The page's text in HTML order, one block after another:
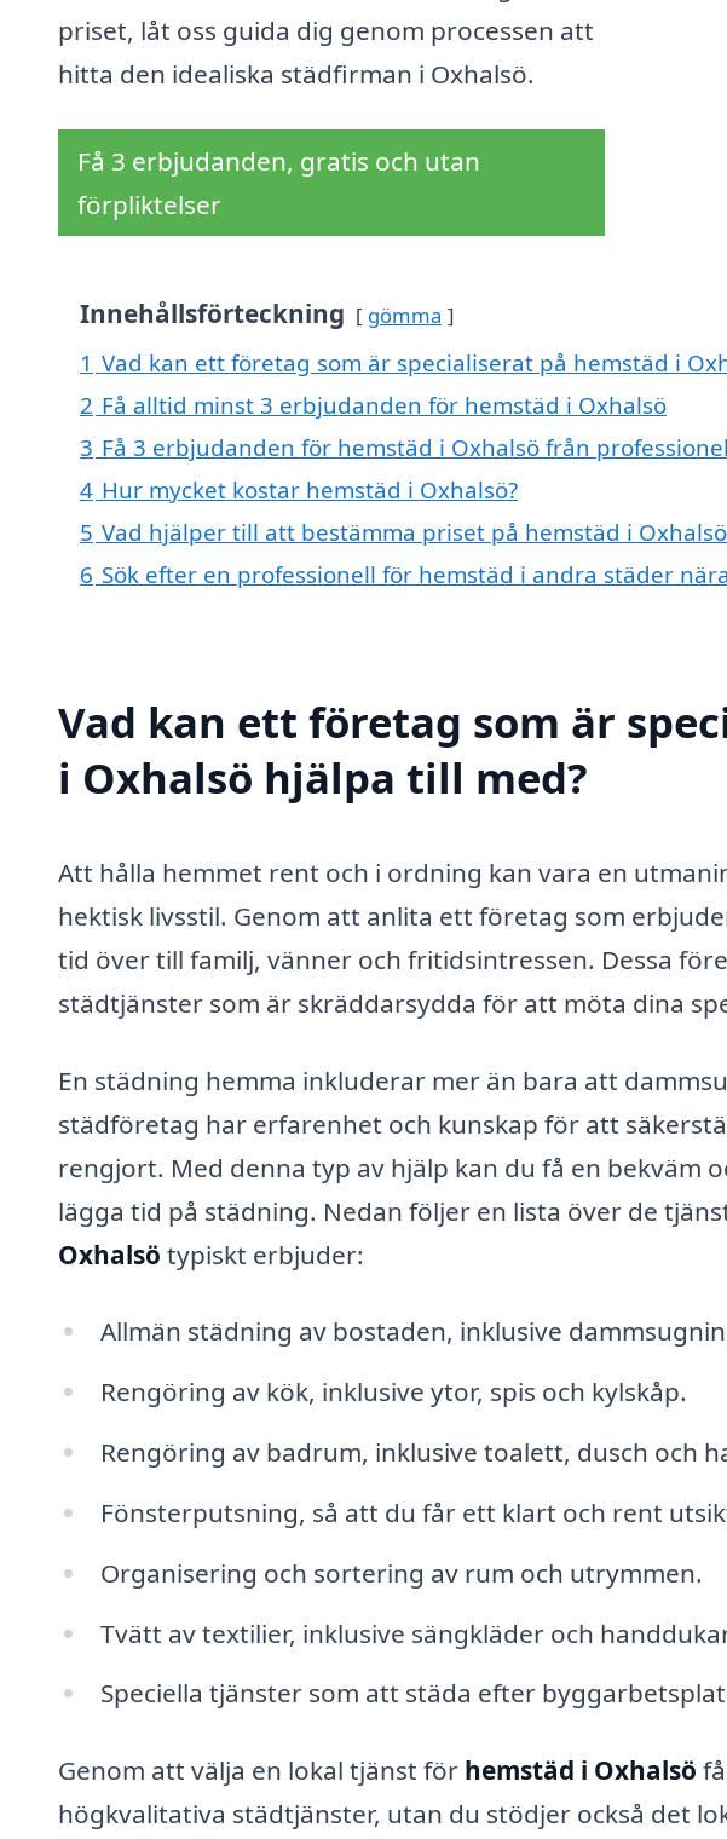
priset, låt oss guida dig genom processen att
hitta den idealiska städfirman i Oxhalsö.
Få 3 erbjudanden, gratis och utan
förpliktelser
Innehållsförteckning gömma
1 Vad kan ett företag som är specialiserat på hemstäd i
2 Få alltid minst 3 erbjudanden för hemstäd i Oxhalsö
3 Få 3 erbjudanden för hemstäd i Oxhalsö från
4 Hur mycket kostar hemstäd i Oxhalsö?
5 Vad hjälper till att bestämma priset på hemstäd i
6 Sök efter en professionell för hemstäd i andra städer
Vad kan ett företag som är
i Oxhalsö hjälpa till med?
Att hålla hemmet rent och i ordning kan vara en
hektisk livsstil. Genom att anlita ett företag som
tid över till familj, vänner och fritidsintressen. Dessa
städtjänster som är skräddarsydda för att möta dina
En städning hemma inkluderar mer än bara att
städföretag har erfarenhet och kunskap för att
rengjort. Med denna typ av hjälp kan du få en bekväm
lägga tid på städning. Nedan följer en lista över de
Oxhalsö typiskt erbjuder:
Allmän städning av bostaden, inklusive
Rengöring av kök, inklusive ytor, spis och kylskåp.
Rengöring av badrum, inklusive toalett, dusch och
Fönsterputsning, så att du får ett klart och rent
Organisering och sortering av rum och utrymmen.
Tvätt av textilier, inklusive sängkläder och
Speciella tjänster som att städa efter
Genom att välja en lokal tjänst för hemstäd i Oxhalsö
högkvalitativa städtjänster, utan du stödjer också det